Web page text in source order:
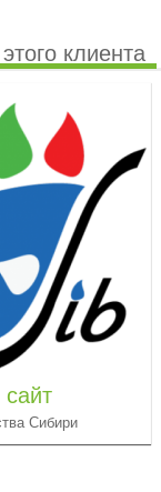
клиента
Сибири